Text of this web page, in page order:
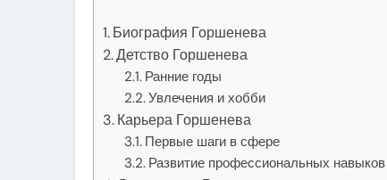
Биография Горшенева
Детство Горшенева
Ранние годы
Увлечения и хобби
Карьера Горшенева
Первые шаги в сфере
Развитие профессиональных навыков